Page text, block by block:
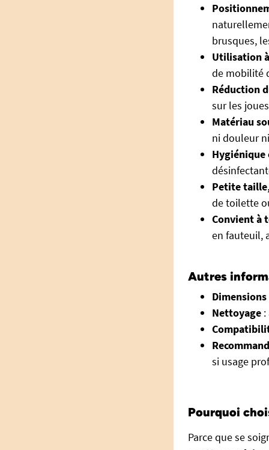
brusques,
Utilisation
de mobilité
Réduction
sur les
Matériau
ni douleur
Petite
de toilette
Convient à
en fauteuil,
Autres
Dimensions
Nettoyage
si usage
Pourquoi
Parce que se